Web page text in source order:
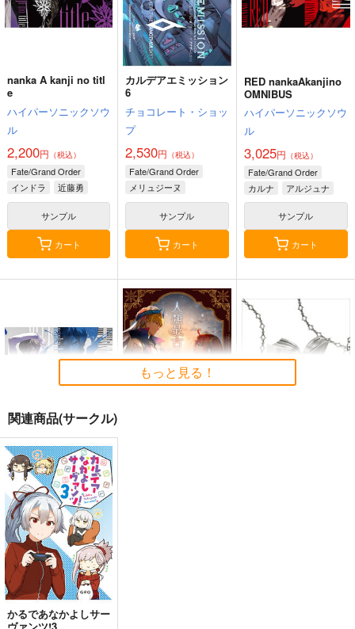
nanka A kanji no titl
e
ハイパーソニックソウ
ル
2,200円 （税込）
Fate/Grand Order
インドラ
近藤勇
サンプル
カート
カルデアエミッション
6
チョコレート・ショッ
プ
2,530円 （税込）
Fate/Grand Order
メリュジーヌ
サンプル
カート
RED nankaAkanjino
OMNIBUS
ハイパーソニックソウ
ル
3,025円 （税込）
Fate/Grand Order
カルナ
アルジュナ
サンプル
カート
BLUE nankaAkanjin
oOMNIBUS
ハイパーソニックソウ
ル
3,025円（税込）
Fate/Grand Order
アルジュナ
カルナ
サンプル
カート
もっと見る！
関連商品(サークル)
かるであなかよしサー